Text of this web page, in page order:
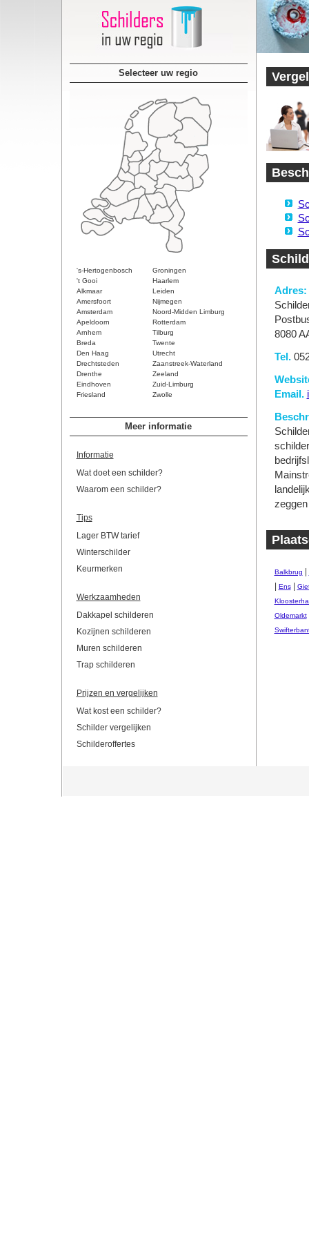
Selecteer uw regio
's-Hertogenbosch
Groningen
't Gooi
Haarlem
Alkmaar
Leiden
Amersfoort
Nijmegen
Amsterdam
Noord-Midden Limburg
Apeldoorn
Rotterdam
Arnhem
Tilburg
Breda
Twente
Den Haag
Utrecht
Drechtsteden
Zaanstreek-Waterland
Drenthe
Zeeland
Eindhoven
Zuid-Limburg
Friesland
Zwolle
Meer informatie
Informatie
Wat doet een schilder?
Waarom een schilder?
Tips
Lager BTW tarief
Winterschilder
Keurmerken
Werkzaamheden
Dakkapel schilderen
Kozijnen schilderen
Muren schilderen
Trap schilderen
Prijzen en vergelijken
Wat kost een schilder?
Schilder vergelijken
Schilderoffertes
Adres:
8080
Tel.
Email.
Balkbrug
Ens|
Oldemarkt